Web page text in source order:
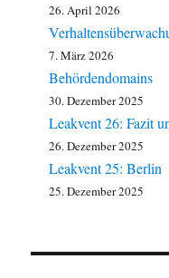
26. April 2026
7. März 2026
Behördendomains
30. Dezember 2025
Leakvent 26: Fazit
26. Dezember 2025
Leakvent 25: Berlin
25. Dezember 2025